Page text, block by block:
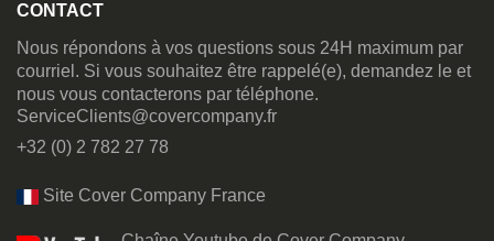
CONTACT
Nous répondons à vos questions sous 24H maximum par
courriel. Si vous souhaitez être rappelé(e), demandez le et
nous vous contacterons par téléphone.
ServiceClients@covercompany.fr
+32 (0) 2 782 27 78
Site Cover Company France